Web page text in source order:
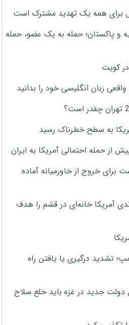
برای همه یک تهدید مشترک است
و پاکستان؛ حمله به یک عضو، حمله
کویت
زبان انگلیسی خود را بدانید
به سطح خطرناک رسید
از حمله احتمالی آمریکا به ایران
برای خروج از خاورمیانه آماده
بمب ۲۰۰۰ پوندی آمریکا خانه‌ای در قشم را هدف
تشدید درگیری یا یافتن راه
جدید در غزه باید خلع سلاح